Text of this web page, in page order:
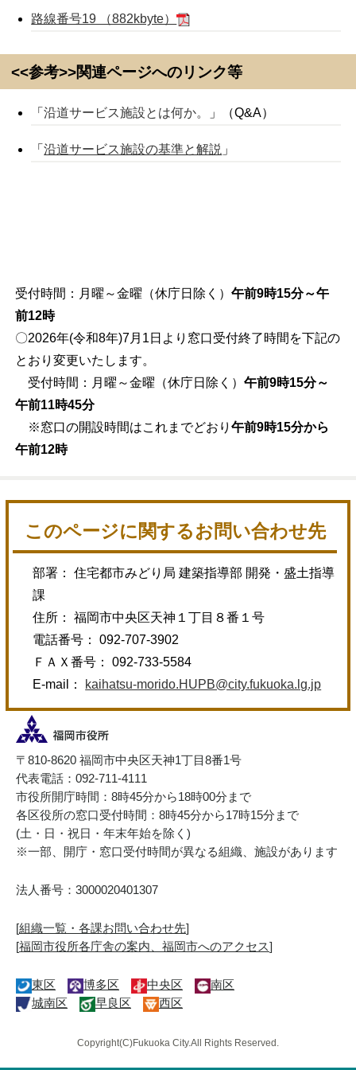
路線番号19 （882kbyte）
<<参考>>関連ページへのリンク等
「沿道サービス施設とは何か。 」（Q&A）
「沿道サービス施設の基準と解説 」
受付時間：月曜～金曜（休庁日除く）午前9時15分～午
前12時
〇2026年(令和8年)7月1日より窓口受付終了時間を下記の
とおり変更いたします。
受付時間：月曜～金曜（休庁日除く）午前9時15分～
午前11時45分
※窓口の開設時間はこれまでどおり午前9時15分から
午前12時
このページに関するお問い合わせ先
部署： 住宅都市みどり局 建築指導部 開発・盛土指導
課
住所： 福岡市中央区天神１丁目８番１号
電話番号： 092-707-3902
ＦＡＸ番号： 092-733-5584
E-mail：
kaihatsu-morido.HUPB@city.fukuoka.lg.jp
〒810-8620 福岡市中央区天神1丁目8番1号
代表電話：092-711-4111
市役所開庁時間：8時45分から18時00分まで
各区役所の窓口受付時間：8時45分から17時15分まで
(土・日・祝日・年末年始を除く)
※一部、開庁・窓口受付時間が異なる組織、施設があります
法人番号：3000020401307
[組織一覧・各課お問い合わせ先]
[福岡市役所各庁舎の案内、福岡市へのアクセス]
東区 博多区 中央区
南区
城南区
早良区 西区
Copyright(C)Fukuoka City.All Rights Reserved.